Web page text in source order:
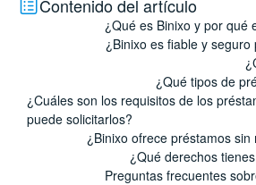
Contenido del artículo
¿Qué es Binixo y por qué
¿Binixo es fiable y
¿Qué tipos de
¿Cuáles son los requisitos de los
puede solicitarlos?
¿Binixo ofrece préstamos
¿Qué derechos
Preguntas frecuentes